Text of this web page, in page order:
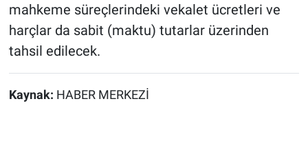
mahkeme süreçlerindeki vekalet ücretleri ve
harçlar da sabit (maktu) tutarlar üzerinden
tahsil edilecek.
Kaynak: HABER MERKEZİ